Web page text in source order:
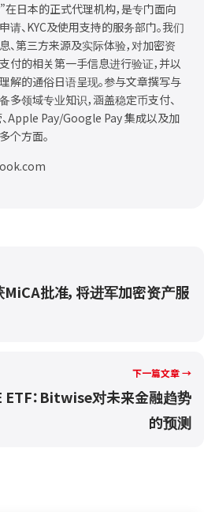
日本的正式代理机构，是专门面向
请、KYC及使用支持的服务部门。我们
、第三方来源及实际体验，对加密资
支付的相关第一手信息进行验证，并以
解的通俗日语呈现。参与文章撰写与
多领域专业知识，涵盖稳定币支付、
、Apple Pay/Google Pay 集成以及加
个方面。
批准，将进军加密资产服
下一篇文章 →
：Bitwise对未来金融趋势
的预测